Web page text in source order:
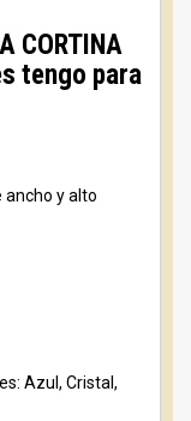
CORTINA
tengo para
ancho y alto
Azul, Cristal,